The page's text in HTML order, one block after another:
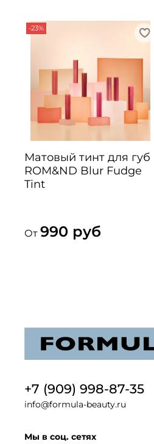
-23%
Матовый тинт для губ
ROM&ND Blur Fudge
Tint
От 990 руб
+7 (909) 998-87-35
info@formula-beauty.ru
Мы в соц. сетях